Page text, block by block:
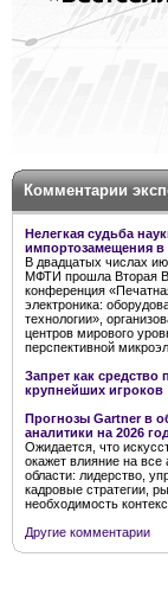
Комментарии
Нелегкая судьба
импортозамещения в
В двадцатых числах
МФТИ прошла Вторая
конференция
электроника:
технологии»,
центров мирового
перспективной
Запрет как средство
крупнейших игроков
Прогнозы Gartner в
аналитики на 2026 год
Ожидается, что
окажет влияние на все
области: лидерство,
кадровые стратегии,
необходимость
Другие комментарии